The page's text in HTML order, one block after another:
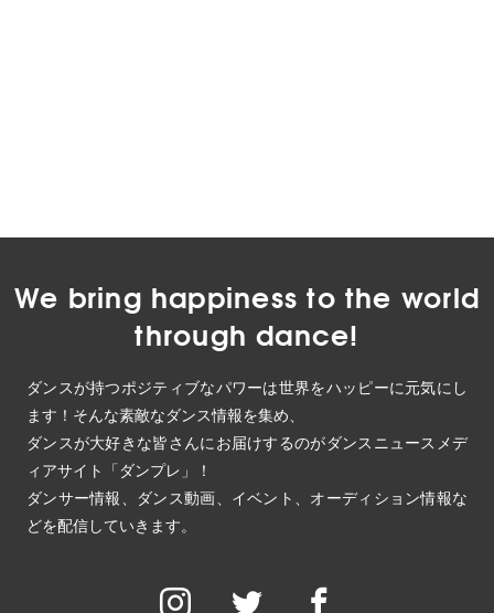
We bring happiness to the world
through dance!
ダンスが持つポジティブなパワーは世界をハッピーに元気にし
ます！そんな素敵なダンス情報を集め、
ダンスが大好きな皆さんにお届けするのがダンスニュースメデ
ィアサイト「ダンプレ」！
ダンサー情報、ダンス動画、イベント、オーディション情報な
どを配信していきます。